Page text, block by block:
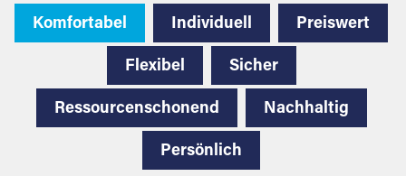
Komfortabel Individuell Preiswert
Flexibel Sicher
Ressourcenschonend Nachhaltig
Persönlich